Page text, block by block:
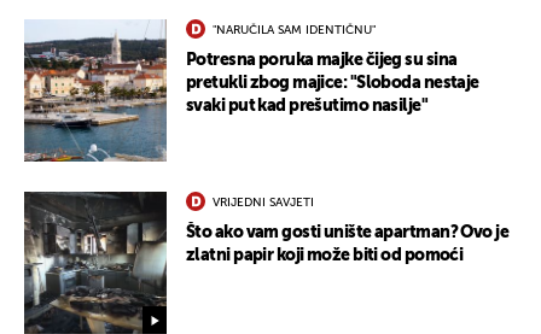
"NARUČILA SAM IDENTIČNU"
Potresna poruka majke čijeg su sina
pretukli zbog majice: "Sloboda nestaje
svaki put kad prešutimo nasilje"
VRIJEDNI SAVJETI
Što ako vam gosti unište apartman? Ovo je
zlatni papir koji može biti od pomoći